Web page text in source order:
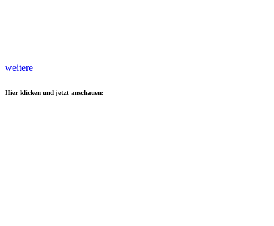
weitere
Hier klicken und jetzt anschauen: